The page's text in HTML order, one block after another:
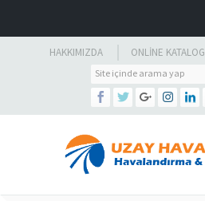
HAKKIMIZDA ONLINE KATALOG